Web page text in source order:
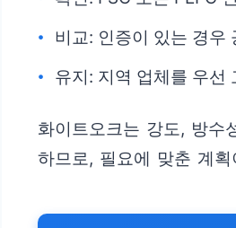
비교: 인증이 있는 경우
유지: 지역 업체를 우선
화이트오크는 강도, 방수
하므로, 필요에 맞춘 계